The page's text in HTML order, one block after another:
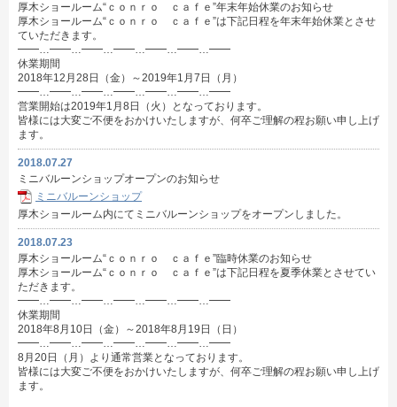
厚木ショールーム“ｃｏｎｒｏ ｃａｆｅ”年末年始休業のお知らせ
厚木ショールーム“ｃｏｎｒｏ ｃａｆｅ”は下記日程を年末年始休業とさせ
ていただきます。
━━…━━…━━…━━…━━…━━…━━
休業期間
2018年12月28日（金）～2019年1月7日（月）
━━…━━…━━…━━…━━…━━…━━
営業開始は2019年1月8日（火）となっております。
皆様には大変ご不便をおかけいたしますが、何卒ご理解の程お願い申し上げ
ます。
2018.07.27
ミニバルーンショップオープンのお知らせ
ミニバルーンショップ
厚木ショールーム内にてミニバルーンショップをオープンしました。
2018.07.23
厚木ショールーム“ｃｏｎｒｏ ｃａｆｅ”臨時休業のお知らせ
厚木ショールーム“ｃｏｎｒｏ ｃａｆｅ”は下記日程を夏季休業とさせてい
ただきます。
━━…━━…━━…━━…━━…━━…━━
休業期間
2018年8月10日（金）～2018年8月19日（日）
━━…━━…━━…━━…━━…━━…━━
8月20日（月）より通常営業となっております。
皆様には大変ご不便をおかけいたしますが、何卒ご理解の程お願い申し上げ
ます。